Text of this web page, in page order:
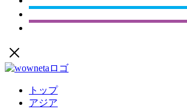
トップ
アジア